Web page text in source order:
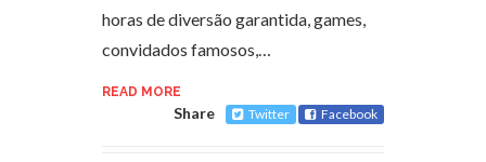
horas de diversão garantida, games,
convidados famosos,…
READ MORE
Share Twitter Facebook